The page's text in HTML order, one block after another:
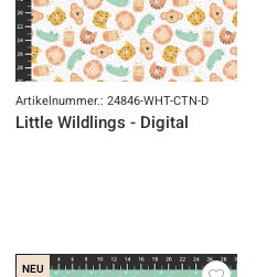
Artikelnummer.: 24846-WHT-CTN-D
Little Wildlings - Digital
NEU